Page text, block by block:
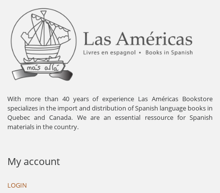
With more than 40 years of experience Las Américas Bookstore
specializes in the import and distribution of Spanish language books in
Quebec and Canada. We are an essential ressource for Spanish
materials in the country.
My account
LOGIN